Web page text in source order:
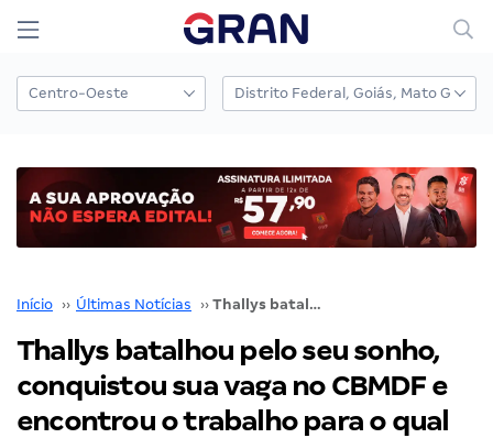
Início ›› Últimas Notícias ›› Thallys batalhou pelo seu sonho, conquistou sua vaga no CBMDF e encontrou o trabalho para o qual tem vocação. Motive-se!
Thallys batalhou pelo seu sonho,
conquistou sua vaga no CBMDF e
encontrou o trabalho para o qual